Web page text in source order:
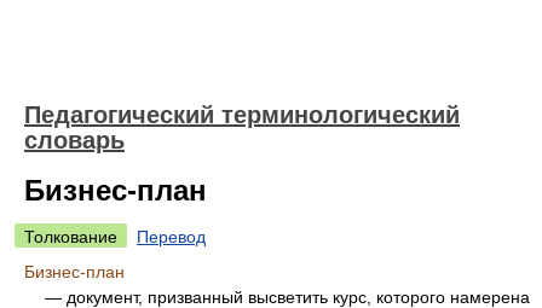
Педагогический терминологический
словарь
Бизнес-план
Толкование
Перевод
Бизнес-план
— документ, призванный высветить курс, которого намерена